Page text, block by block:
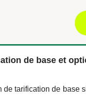
de base et
de tarification de base